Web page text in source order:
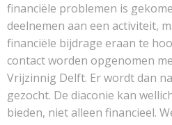
financiële problemen is
deelnemen aan een activiteit,
financiële bijdrage eraan te
contact worden opgenomen
Vrijzinnig Delft. Er wordt dan
gezocht. De diaconie kan
bieden, niet alleen financieel.